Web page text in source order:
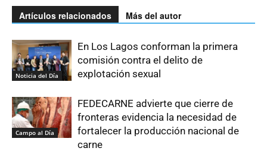
Artículos relacionados Más del autor
Noticia del Día
En Los Lagos conforman la primera
comisión contra el delito de
explotación sexual
Campo al Día
FEDECARNE advierte que cierre de
fronteras evidencia la necesidad de
fortalecer la producción nacional de
carne